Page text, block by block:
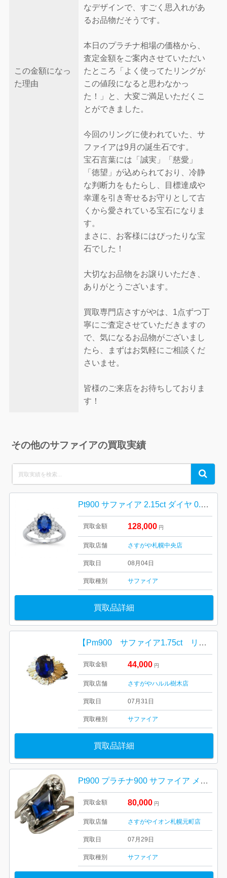
この金額になっ
た理由
なデザインで、すごく思入れがあ
るお品物だそうです。
本日のプラチナ相場の価格から、
査定金額をご案内させていただい
たところ「よく使ってたリングが
この値段になると思わなかっ
た！」と、大変ご満足いただくこ
とができました。
今回のリングに使われていた、サ
ファイアは9月の誕生石です。
宝石言葉には「誠実」「慈愛」
「徳望」が込められており、冷静
な判断力をもたらし、目標達成や
幸運を引き寄せるお守りとして古
くから愛されている宝石になりま
す。
まさに、お客様にはぴったりな宝
石でした！
大切なお品物をお譲りいただき、
ありがとうございます。
買取専門店さすがやは、1点ずつ丁
寧にご査定させていただきますの
で、気になるお品物がございまし
たら、まずはお気軽にご相談くだ
さいませ。
皆様のご来店をお待ちしておりま
す！
その他のサファイアの買取実績
for:
Search
Pt900 サファイア 2.15ct ダイヤ 0.85ct リング
買取金額 128,000 円
買取店舗 さすがや札幌中央店
買取日 08月04日
買取種別 サファイア
買取品詳細
【Pm900 サファイア1.75ct リング】ハルル樹木店
買取金額 44,000 円
買取店舗 さすがやハルル樹木店
買取日 07月31日
買取種別 サファイア
買取品詳細
Pt900 プラチナ900 サファイア メレダイヤ リング 札幌市 東区 元町
買取金額 80,000 円
買取店舗 さすがやイオン札幌元町店
買取日 07月29日
買取種別 サファイア